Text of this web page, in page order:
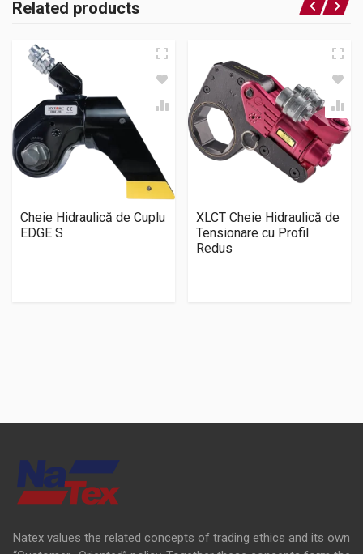
Related products
Cheie Hidraulică de Cuplu
EDGE S
XLCT Cheie Hidraulică de
Tensionare cu Profil
Redus
Natex values the related concepts of trading ethics and its own